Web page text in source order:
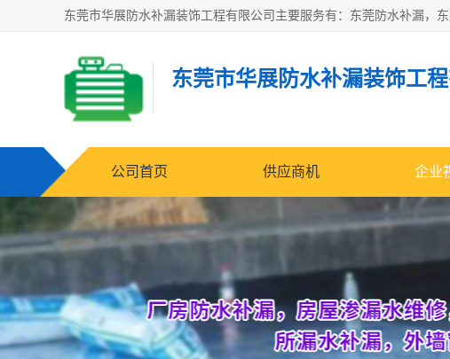
东莞市华展防水补漏装饰工
公司首页 供应商机 企业